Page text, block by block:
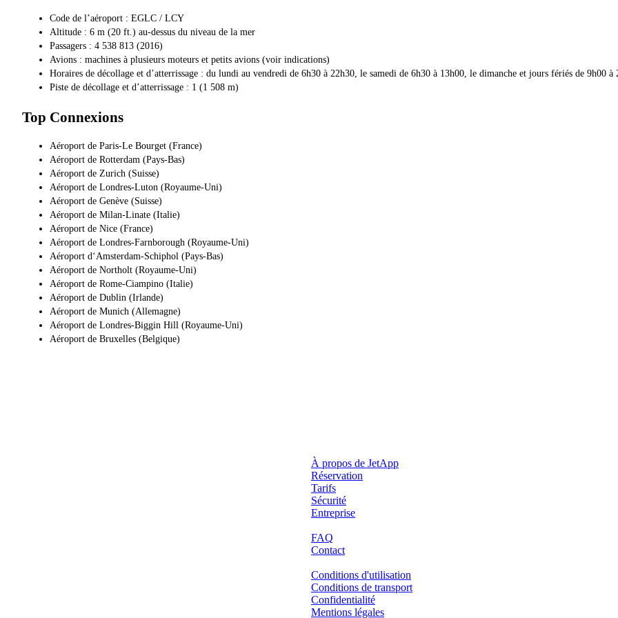
Code de l’aéroport : EGLC / LCY
Altitude : 6 m (20 ft.) au-dessus du niveau de la mer
Passagers : 4 538 813 (2016)
Avions : machines à plusieurs moteurs et petits avions (voir indications)
Horaires de décollage et d’atterrissage : du lundi au vendredi de 6h30 à 22h30, le samedi de 6h30 à 13h00, le dimanche et jours fériés de 9h00 à
Piste de décollage et d’atterrissage : 1 (1 508 m)
Top Connexions
Aéroport de Paris-Le Bourget (France)
Aéroport de Rotterdam (Pays-Bas)
Aéroport de Zurich (Suisse)
Aéroport de Londres-Luton (Royaume-Uni)
Aéroport de Genève (Suisse)
Aéroport de Milan-Linate (Italie)
Aéroport de Nice (France)
Aéroport de Londres-Farnborough (Royaume-Uni)
Aéroport d‘Amsterdam-Schiphol (Pays-Bas)
Aéroport de Northolt (Royaume-Uni)
Aéroport de Rome-Ciampino (Italie)
Aéroport de Dublin (Irlande)
Aéroport de Munich (Allemagne)
Aéroport de Londres-Biggin Hill (Royaume-Uni)
Aéroport de Bruxelles (Belgique)
À propos de JetApp
Réservation
Tarifs
Sécurité
Entreprise
FAQ
Contact
Conditions d'utilisation
Conditions de transport
Confidentialité
Mentions légales